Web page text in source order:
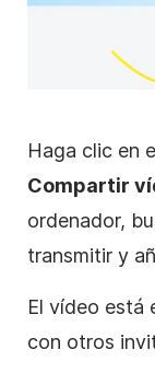
Haga clic en
Compartir
ordenador,
transmitir y
El vídeo está
con otros